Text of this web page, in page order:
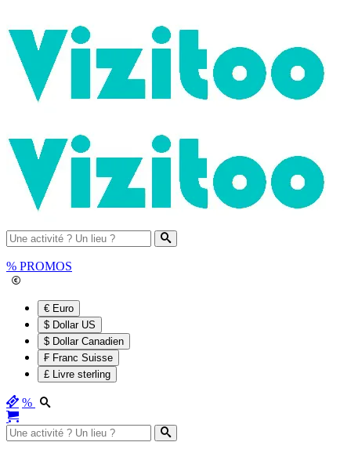
% PROMOS
€ Euro
$ Dollar US
$ Dollar Canadien
₣ Franc Suisse
£ Livre sterling
%